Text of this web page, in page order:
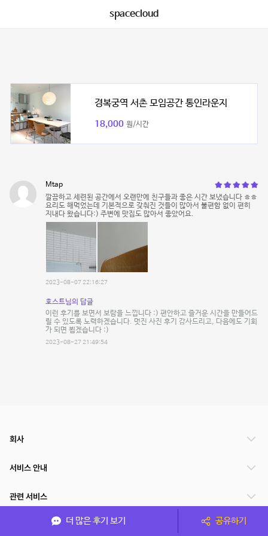
spacecloud
경복궁역 서촌 모임공간 통인라운지
18,000 원/시간
Mtap
깔끔하고 세련된 공간에서 오랜만에 친구들과 좋은 시간 보냈습니다 ㅎㅎ
요리도 해먹었는데 기본적으로 갖춰진 것들이 많아서 불편함 없이 편히
지내다 왔습니다:) 주변에 맛집도 많아서 좋았어요.
2023-08-07 22:16:27
호스트님의 답글
이런 후기를 보면서 보람을 느낍니다 :) 편안하고 즐거운 시간을 만들어드
릴 수 있도록 노력하겠습니다. 멋진 사진 후기 감사드리고, 다음에도 기회
가 되면 뵙겠습니다 :)
2023-08-27 21:49:54
더 많은 후기 보기 공유하기
회사
서비스 안내
관련 서비스